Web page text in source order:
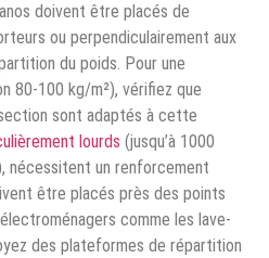
doivent être placés de
ou perpendiculairement aux
du poids. Pour une
80-100 kg/m²), vérifiez que
sont adaptés à cette
lourds (jusqu’à 1000
nécessitent un renforcement
être placés près des points
comme les lave-
des plateformes de répartition